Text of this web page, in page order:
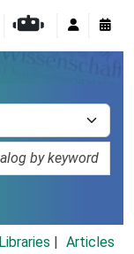
Libraries
Articles